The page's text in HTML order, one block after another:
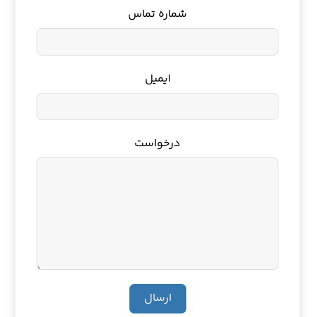
شماره تماس
ایمیل
درخواست
ارسال